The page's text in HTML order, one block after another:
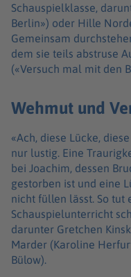
Schauspielklasse,
Berlin») oder Hille
Gemeinsam
dem sie teils abstruse
(«Versuch mal mit den
Wehmut und
«Ach, diese Lücke,
nur lustig. Eine
bei Joachim, dessen
gestorben ist und eine
nicht füllen lässt. So tut
Schauspielunterricht
darunter Gretchen
Marder (Karoline
Bülow).